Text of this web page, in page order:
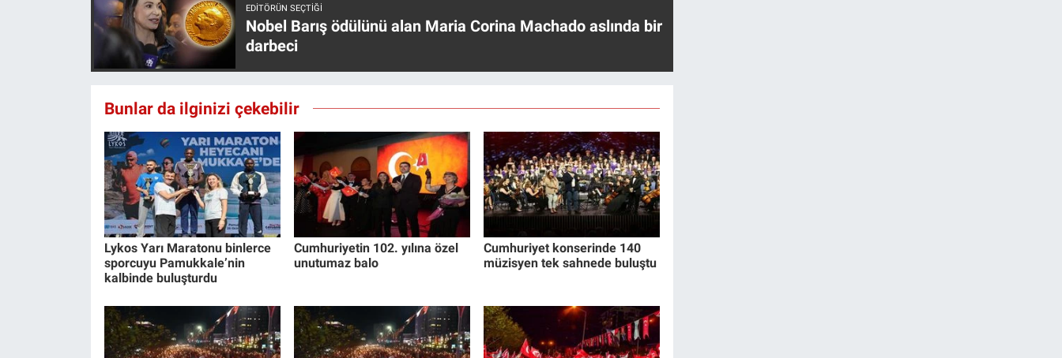
EDITÖRÜN SEÇTIĞI
Nobel Barış ödülünü alan Maria Corina Machado aslında bir
darbeci
Bunlar da ilginizi çekebilir
Lykos Yarı Maratonu binlerce
sporcuyu Pamukkale’nin
kalbinde buluşturdu
Cumhuriyetin 102. yılına özel
unutumaz balo
Cumhuriyet konserinde 140
müzisyen tek sahnede buluştu